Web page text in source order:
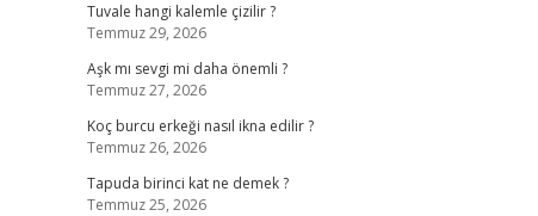
Tuvale hangi kalemle çizilir ?
Temmuz 29, 2026
Aşk mı sevgi mi daha önemli ?
Temmuz 27, 2026
Koç burcu erkeği nasıl ikna edilir ?
Temmuz 26, 2026
Tapuda birinci kat ne demek ?
Temmuz 25, 2026